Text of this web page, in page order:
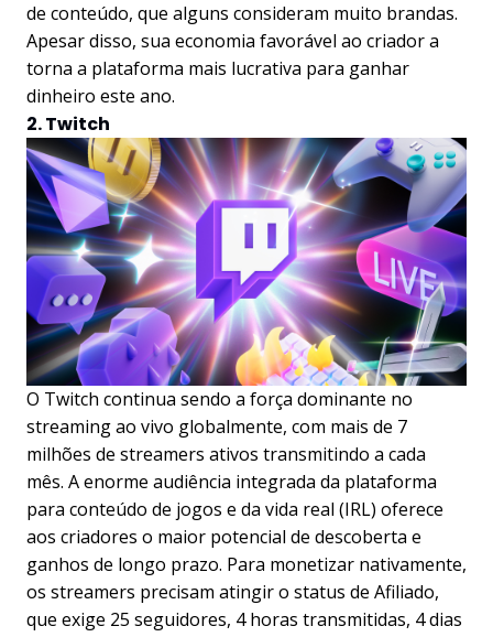
de conteúdo, que alguns consideram muito brandas.
Apesar disso, sua economia favorável ao criador a
torna a plataforma mais lucrativa para ganhar
dinheiro este ano.
2. Twitch
O Twitch continua sendo a força dominante no
streaming ao vivo globalmente, com mais de 7
milhões de streamers ativos transmitindo a cada
mês. A enorme audiência integrada da plataforma
para conteúdo de jogos e da vida real (IRL) oferece
aos criadores o maior potencial de descoberta e
ganhos de longo prazo. Para monetizar nativamente,
os streamers precisam atingir o status de Afiliado,
que exige 25 seguidores, 4 horas transmitidas, 4 dias